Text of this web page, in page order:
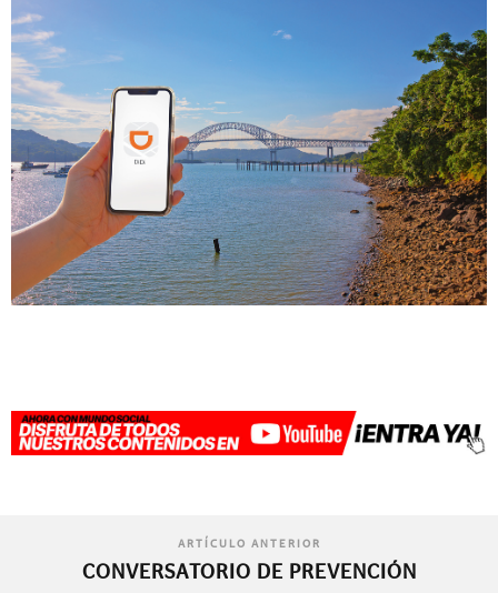
ARTÍCULO ANTERIOR
CONVERSATORIO DE PREVENCIÓN